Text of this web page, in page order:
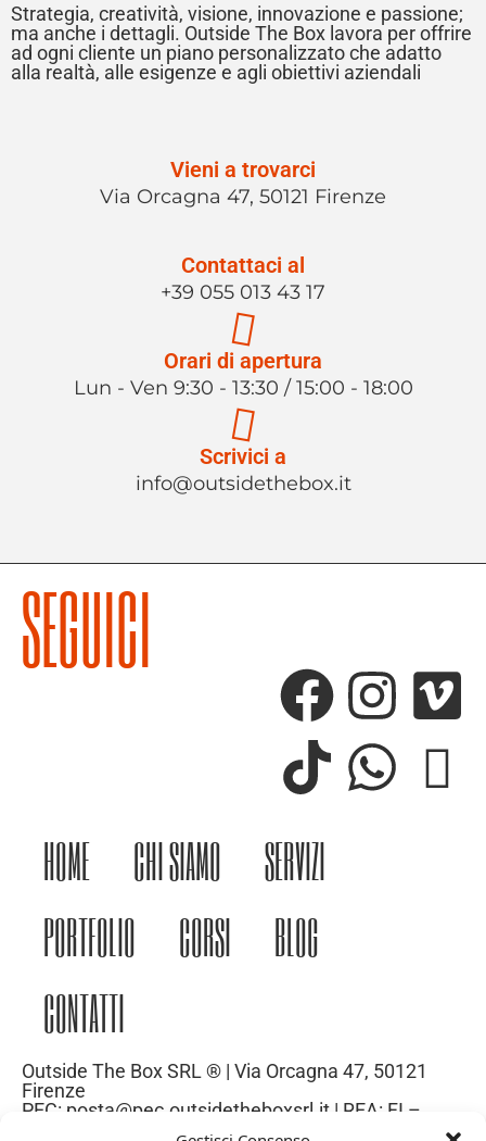
Strategia, creatività, visione, innovazione e passione;
ma anche i dettagli. Outside The Box lavora per offrire
ad ogni cliente un piano personalizzato che adatto
alla realtà, alle esigenze e agli obiettivi aziendali
Vieni a trovarci
Via Orcagna 47, 50121 Firenze
Contattaci al
+39 055 013 43 17
Orari di apertura
Lun - Ven 9:30 - 13:30 / 15:00 - 18:00
Scrivici a
info@outsidethebox.it
HOME CHI SIAMO
SERVIZI
PORTFOLIO
CORSI
BLOG
CONTATTI
Outside The Box SRL ® | Via Orcagna 47, 50121
Firenze
PEC: posta@pec.outsidetheboxsrl.it | REA: FI –
669971| P.IVA: 06969740486
SEGUICI